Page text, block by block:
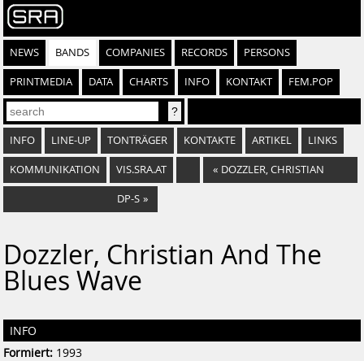
NEWS BANDS COMPANIES RECORDS PERSONS
PRINTMEDIA DATA CHARTS INFO KONTAKT FEM.POP
INFO LINE-UP TONTRÄGER KONTAKTE ARTIKEL LINKS
KOMMUNIKATION VIS.SRA.AT « DOZZLER, CHRISTIAN
DP-S »
Dozzler, Christian And The
Blues Wave
INFO
Formiert: 1993